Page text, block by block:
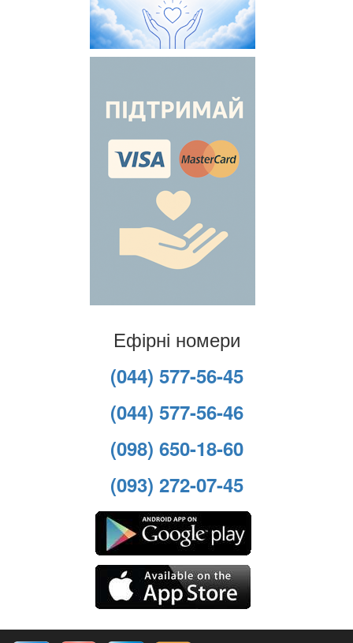
Ефірні номери
(044) 577-56-45
(044) 577-56-46
(098) 650-18-60
(093) 272-07-45